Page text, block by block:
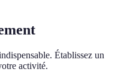
Établissez un
activité.